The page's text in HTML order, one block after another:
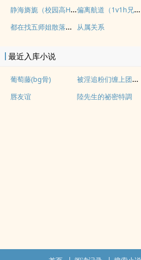
静海旖旎（校园高H） 偏离航道（1v1h兄妹骨科bg）
都在找五师姐散落的法宝
从属关系
最近入库小说
葡萄藤(bg骨) 被淫追粉们缠上团播女主播(露出NPH)
唇友谊
陸先生的祕密特調